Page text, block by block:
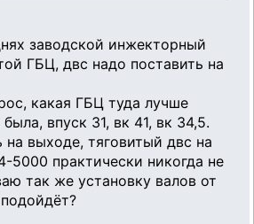
заводской инжекторный
ГБЦ, двс надо поставить на
какая ГБЦ туда лучше
впуск 31, вк 41, вк 34,5.
на выходе, тяговитый двс на
5000 практически никогда не
так же установку валов от